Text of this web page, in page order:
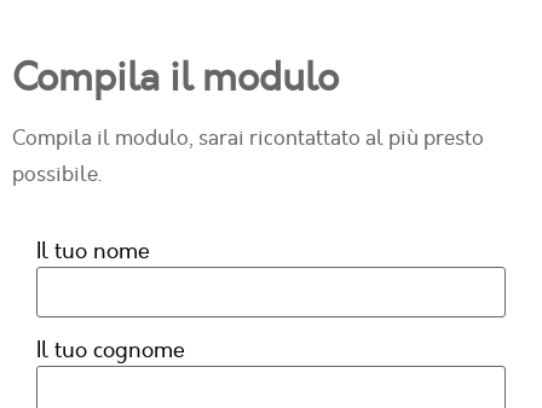
Compila il modulo
Compila il modulo, sarai ricontattato al più presto
possibile.
Il tuo nome
Il tuo cognome